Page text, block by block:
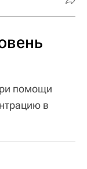
помощи
в